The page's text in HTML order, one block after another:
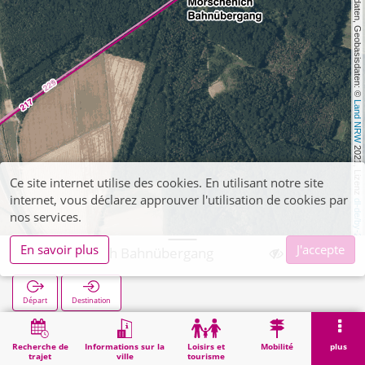
, Kartendaten, Geobasisdaten: ©
Land NRW
2021, Lizenz
dl-de/by-2-0
Recherche de
trajet
Informations sur la
ville
Loisirs et
tourisme
Mobilité plus
Morschenich Bahnübergang
Départ Destination
Démarrage Morschenich Bahnübergang
Ce site internet utilise des cookies. En utilisant notre site
internet, vous déclarez approuver l'utilisation de cookies par
nos services.
En savoir plus
J'accepte